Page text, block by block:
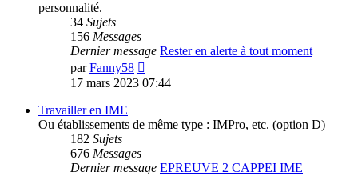
personnalité.
34 Sujets
156 Messages
Dernier message Rester en alerte à tout moment
parFanny58
le
17 mars 2023 07:44
Travailler en IME
Ou établissements de même type : IMPro, etc. (option D)
182 Sujets
676 Messages
Dernier message EPREUVE 2 CAPPEI IME